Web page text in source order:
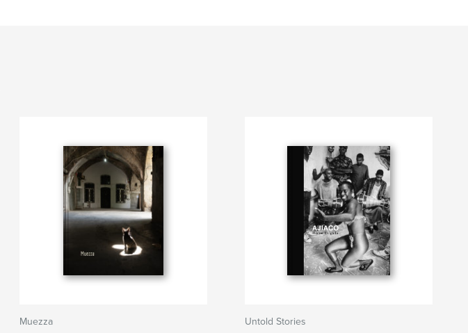
Muezza Untold Stories